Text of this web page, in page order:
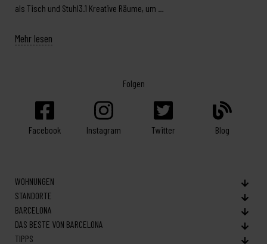
als Tisch und Stuhl3.1 Kreative Räume, um …
Mehr lesen
Folgen
Facebook Instagram Twitter Blog
WOHNUNGEN
STANDORTE
BARCELONA
DAS BESTE VON BARCELONA
TIPPS